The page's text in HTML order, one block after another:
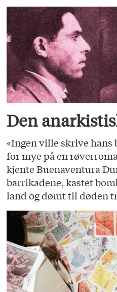
Den
«Ingen ville skrive
for mye på en
kjente Buenaventura
barrikadene, kastet
land og dømt til døden